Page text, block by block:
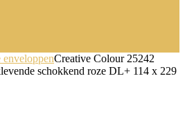
Creative Colour 25242
schokkend roze DL+ 114 x 229